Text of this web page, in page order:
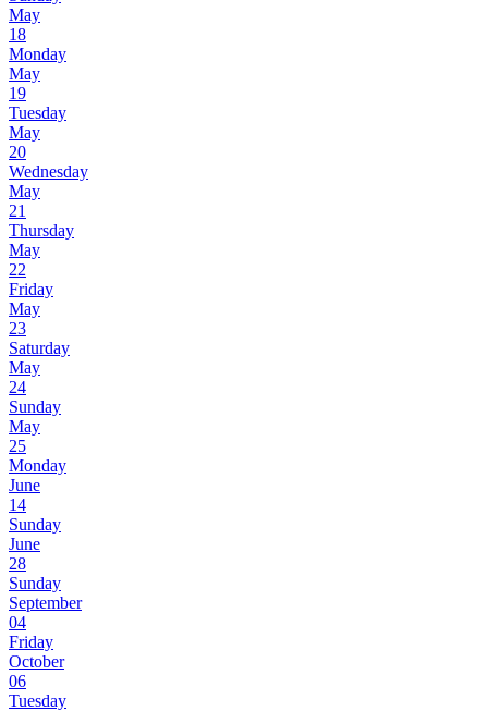
May
18
Monday
May
19
Tuesday
May
20
Wednesday
May
21
Thursday
May
22
Friday
May
23
Saturday
May
24
Sunday
May
25
Monday
June
14
Sunday
June
28
Sunday
September
04
Friday
October
06
Tuesday